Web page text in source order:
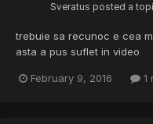
Sveratus posted a
trebuie sa recunoc e cea
asta a pus suflet in video
February 9, 2016 1